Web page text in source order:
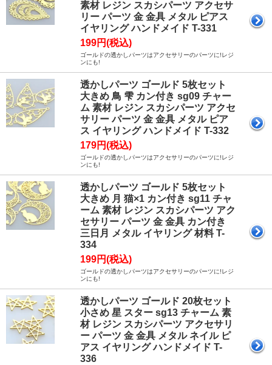
素材 レジン スカシパーツ アクセサ
リー パーツ 金 金具 メタル ピアス
イヤリング ハンドメイド T-331
199円(税込)
ゴールドの透かしパーツはアクセサリーのパーツに!レジ
ンにも!
透かしパーツ ゴールド 5枚セット
大きめ 鳥 雫 カン付き sg09 チャー
ム 素材 レジン スカシパーツ アクセ
サリー パーツ 金 金具 メタル ピア
ス イヤリング ハンドメイド T-332
179円(税込)
ゴールドの透かしパーツはアクセサリーのパーツに!レジ
ンにも!
透かしパーツ ゴールド 5枚セット
大きめ 月 猫×1 カン付き sg11 チャ
ーム 素材 レジン スカシパーツ アク
セサリー パーツ 金 金具 カン付き
三日月 メタル イヤリング 材料 T-
334
199円(税込)
ゴールドの透かしパーツはアクセサリーのパーツに!レジ
ンにも!
透かしパーツ ゴールド 20枚セット
小さめ 星 スター sg13 チャーム 素
材 レジン スカシパーツ アクセサリ
ー パーツ 金 金具 メタル ネイル ピ
アス イヤリング ハンドメイド T-
336